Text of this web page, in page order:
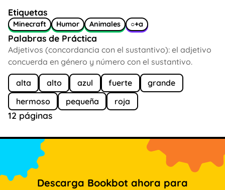
Etiquetas
Minecraft Humor Animales ○+a
Palabras de Práctica
Adjetivos (concordancia con el sustantivo): el adjetivo
concuerda en género y número con el sustantivo.
alta alto azul fuerte
grande
hermoso
pequeña roja
12 páginas
Descarga Bookbot ahora para